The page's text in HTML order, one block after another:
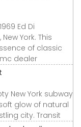
Ed Di
York. This
of classic
dealer
New York subway
glow of natural
city. Transit